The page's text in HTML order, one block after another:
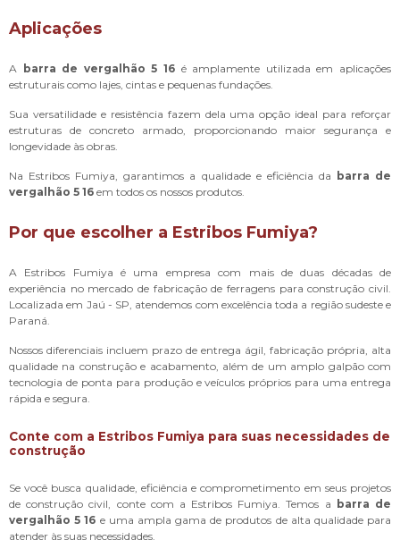
Aplicações
A barra de vergalhão 5 16 é amplamente utilizada em aplicações
estruturais como lajes, cintas e pequenas fundações.
Sua versatilidade e resistência fazem dela uma opção ideal para reforçar
estruturas de concreto armado, proporcionando maior segurança e
longevidade às obras.
Na Estribos Fumiya, garantimos a qualidade e eficiência da barra de
vergalhão 5 16 em todos os nossos produtos.
Por que escolher a Estribos Fumiya?
A Estribos Fumiya é uma empresa com mais de duas décadas de
experiência no mercado de fabricação de ferragens para construção civil.
Localizada em Jaú - SP, atendemos com excelência toda a região sudeste e
Paraná.
Nossos diferenciais incluem prazo de entrega ágil, fabricação própria, alta
qualidade na construção e acabamento, além de um amplo galpão com
tecnologia de ponta para produção e veículos próprios para uma entrega
rápida e segura.
Conte com a Estribos Fumiya para suas necessidades de
construção
Se você busca qualidade, eficiência e comprometimento em seus projetos
de construção civil, conte com a Estribos Fumiya. Temos a barra de
vergalhão 5 16 e uma ampla gama de produtos de alta qualidade para
atender às suas necessidades.